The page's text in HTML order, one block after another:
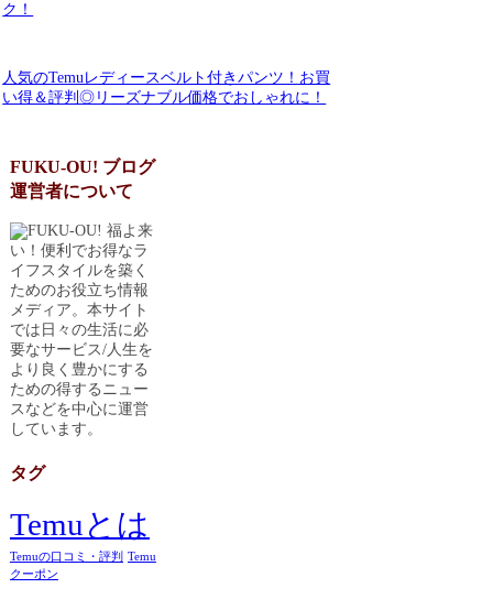
ク！
人気のTemuレディースベルト付きパンツ！お買
い得＆評判◎リーズナブル価格でおしゃれに！
FUKU-OU! ブログ
運営者について
福よ来
い！便利でお得なラ
イフスタイルを築く
ためのお役立ち情報
メディア。本サイト
では日々の生活に必
要なサービス/人生を
より良く豊かにする
ための得するニュー
スなどを中心に運営
しています。
タグ
Temuとは
Temuの口コミ・評判 Temu
クーポン